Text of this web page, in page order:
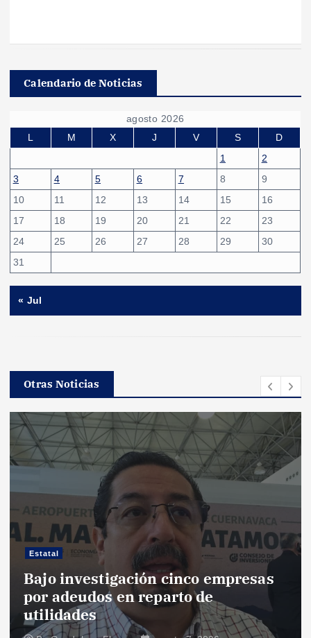
Calendario de Noticias
agosto 2026
L
M X J V S
D
1
2
3
4 5 6 7 8
9
10
11 12 13 14 15
16
17
18 19 20 21 22
23
24
25 26 27 28 29
30
31
« Jul
Otras Noticias
Estatal
Bajo investigación cinco empresas
por adeudos en reparto de
utilidades